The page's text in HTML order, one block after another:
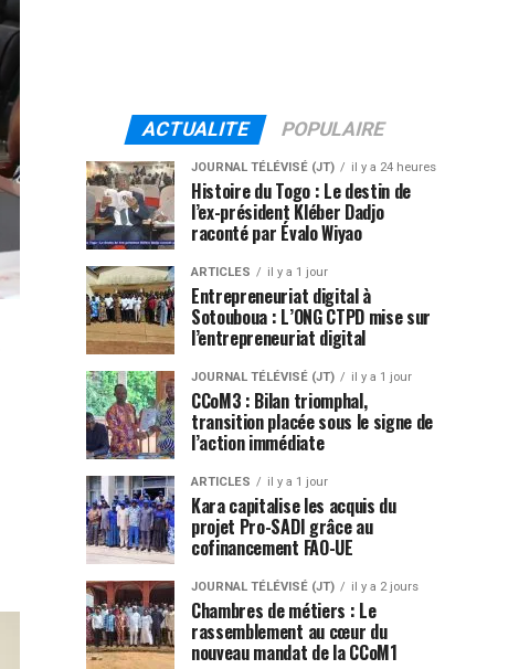
ACTUALITE POPULAIRE
JOURNAL TÉLÉVISÉ (JT) il y a 24 heures
Histoire du Togo : Le destin de
l’ex-président Kléber Dadjo
raconté par Évalo Wiyao
ARTICLES il y a 1 jour
Entrepreneuriat digital à
Sotouboua : L’ONG CTPD mise sur
l’entrepreneuriat digital
JOURNAL TÉLÉVISÉ (JT) il y a 1 jour
CCoM3 : Bilan triomphal,
transition placée sous le signe de
l’action immédiate
ARTICLES il y a 1 jour
Kara capitalise les acquis du
projet Pro-SADI grâce au
cofinancement FAO-UE
JOURNAL TÉLÉVISÉ (JT) il y a 2 jours
Chambres de métiers : Le
rassemblement au cœur du
nouveau mandat de la CCoM1